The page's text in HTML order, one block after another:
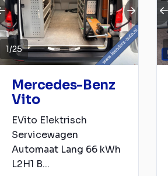
1/25
Mercedes-Benz
Vito
EVito Elektrisch
Servicewagen
Automaat Lang 66 kWh
L2H1 B...